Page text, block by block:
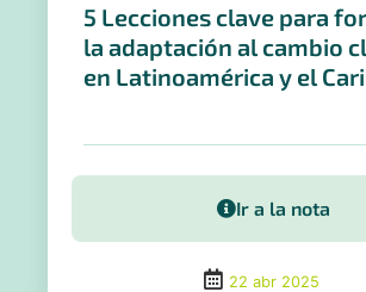
5 Lecciones clave para
la adaptación al cambio
en Latinoamérica y el
Ir a la nota
22 abr 2025